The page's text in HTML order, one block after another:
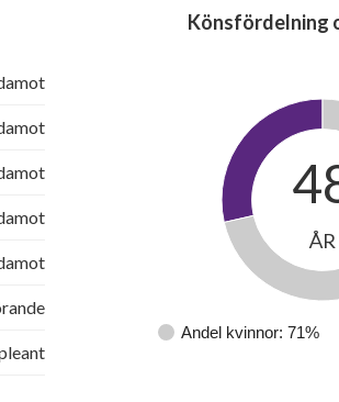
Könsfördelning
Andel kvinnor: 71%
ÅR